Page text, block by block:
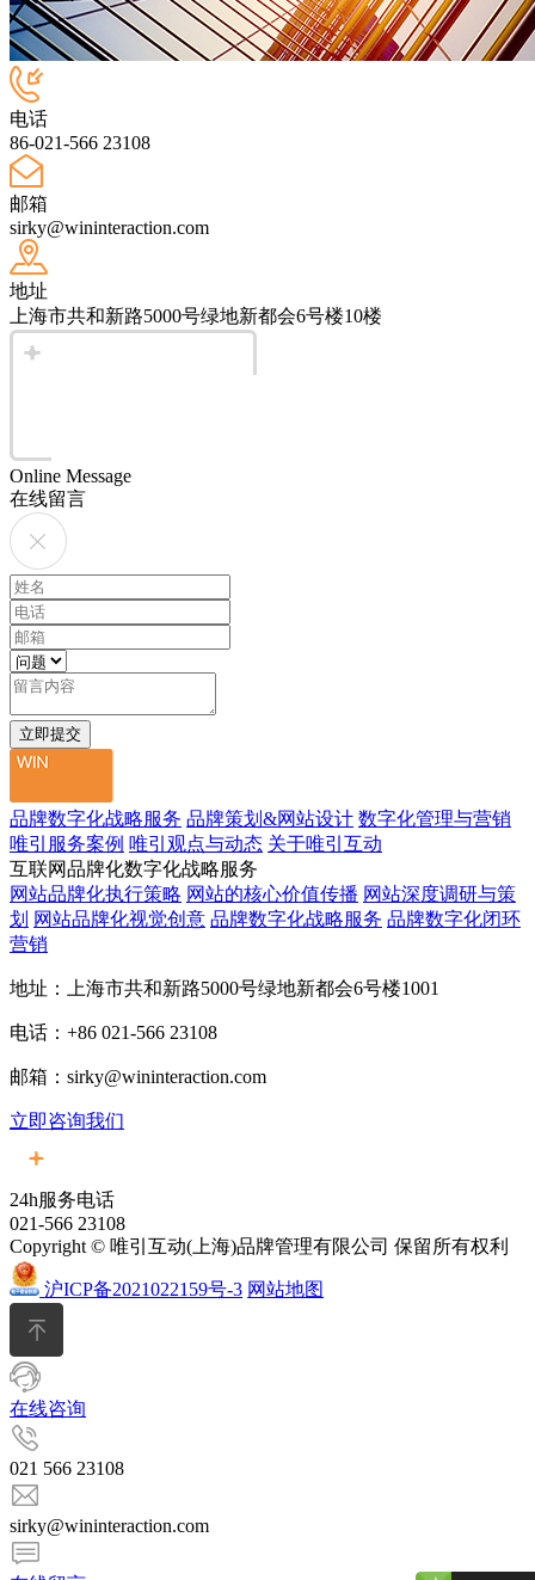
电话
86-021-566 23108
邮箱
sirky@wininteraction.com
地址
上海市共和新路5000号绿地新都会6号楼10楼
Online Message
在线留言
品牌数字化战略服务 品牌策划&网站设计 数字化管理与营销
唯引服务案例 唯引观点与动态 关于唯引互动
互联网品牌化数字化战略服务
网站品牌化执行策略 网站的核心价值传播 网站深度调研与策
划 网站品牌化视觉创意 品牌数字化战略服务 品牌数字化闭环
营销
地址：上海市共和新路5000号绿地新都会6号楼1001
电话：+86 021-566 23108
邮箱：sirky@wininteraction.com
立即咨询我们
24h服务电话
021-566 23108
Copyright © 唯引互动(上海)品牌管理有限公司 保留所有权利
沪ICP备2021022159号-3 网站地图
在线咨询
021 566 23108
sirky@wininteraction.com